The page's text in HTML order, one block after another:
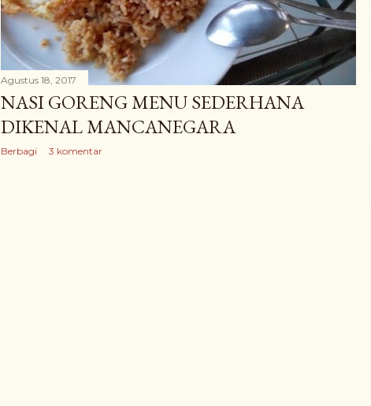
Agustus 18, 2017
NASI GORENG MENU SEDERHANA
DIKENAL MANCANEGARA
Berbagi 3 komentar